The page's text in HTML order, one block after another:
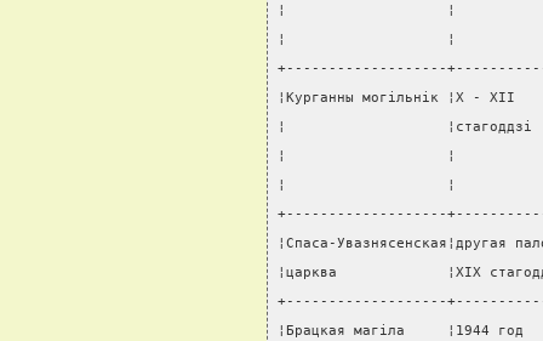
¦                   ¦
¦                   ¦
+-------------------
¦Курганны могiльнiк ¦X -
¦                   ¦стагоддзi
¦                   ¦
¦                   ¦
+-------------------
¦Спаса-
¦царква             ¦XIX
+-------------------
¦Брацкая магiла     ¦1944